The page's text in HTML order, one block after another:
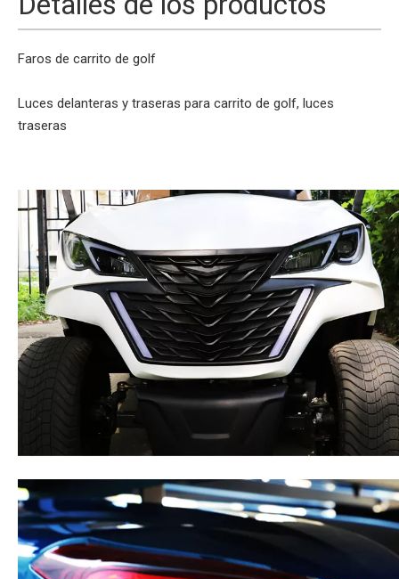
Faros de carrito de golf
Luces delanteras y traseras para carrito de golf, luces
traseras